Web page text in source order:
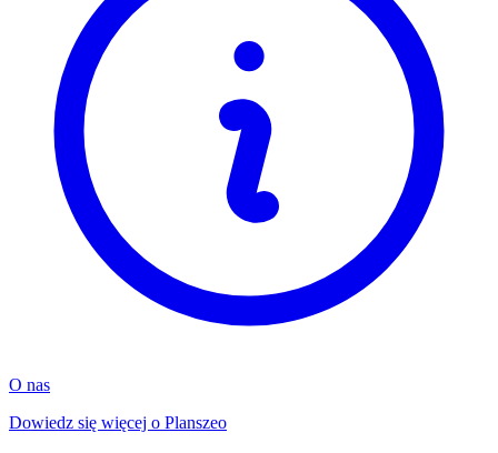
O nas
Dowiedz się więcej o Planszeo